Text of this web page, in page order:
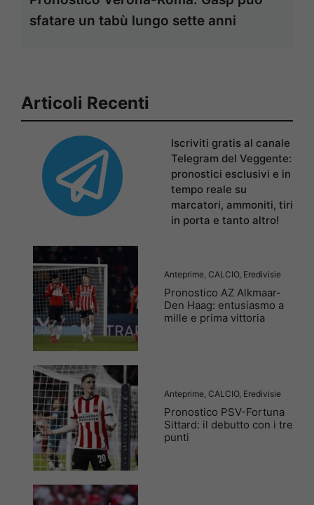
sfatare un tabù lungo sette anni
Articoli Recenti
Iscriviti gratis al canale
Telegram del Veggente:
pronostici esclusivi e in
tempo reale su
marcatori, ammoniti, tiri
in porta e tanto altro!
Anteprime, CALCIO, Eredivisie
Pronostico AZ Alkmaar-
Den Haag: entusiasmo a
mille e prima vittoria
Anteprime, CALCIO, Eredivisie
Pronostico PSV-Fortuna
Sittard: il debutto con i tre
punti